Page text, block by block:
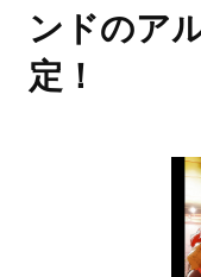
ンドのア
定！